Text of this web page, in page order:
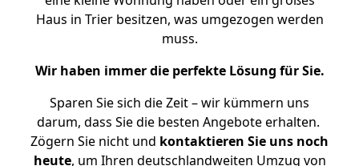
Haus in Trier besitzen, was umgezogen werden
muss.
Wir haben immer die perfekte Lösung für Sie.
Sparen Sie sich die Zeit – wir kümmern uns
darum, dass Sie die besten Angebote erhalten.
Zögern Sie nicht und kontaktieren Sie uns noch
heute, um Ihren deutschlandweiten Umzug von